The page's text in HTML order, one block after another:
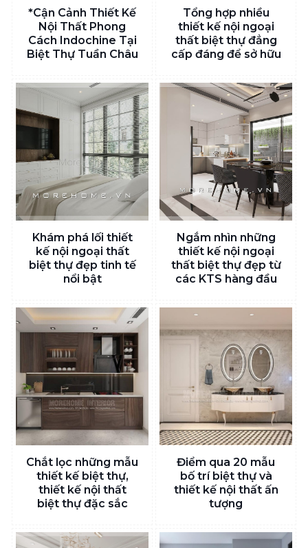
*Cận Cảnh Thiết Kế
Nội Thất Phong
Cách Indochine Tại
Biệt Thự Tuần Châu
Tổng hợp nhiều
thiết kế nội ngoại
thất biệt thự đẳng
cấp đáng để sở hữu
Khám phá lối thiết
kế nội ngoại thất
biệt thự đẹp tinh tế
nổi bật
Ngắm nhìn những
thiết kế nội ngoại
thất biệt thự đẹp từ
các KTS hàng đầu
Chắt lọc những mẫu
thiết kế biệt thự,
thiết kế nội thất
biệt thự đặc sắc
Điểm qua 20 mẫu
bố trí biệt thự và
thiết kế nội thất ấn
tượng